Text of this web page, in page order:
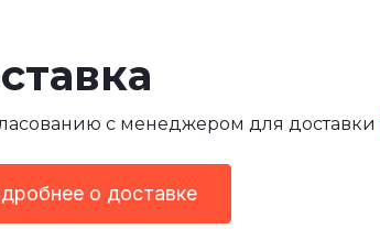
с менеджером для доставки
о доставке